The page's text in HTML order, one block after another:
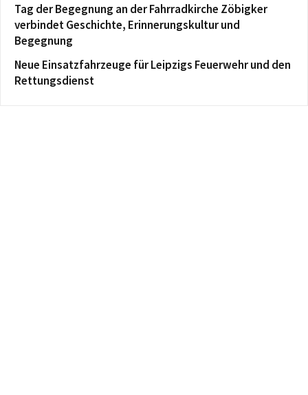
Tag der Begegnung an der Fahrradkirche Zöbigker
verbindet Geschichte, Erinnerungskultur und
Begegnung
Neue Einsatzfahrzeuge für Leipzigs Feuerwehr und den
Rettungsdienst